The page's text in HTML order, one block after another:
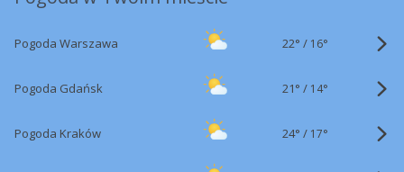
Pogoda Warszawa 22° / 16°
Pogoda Gdańsk 21° / 14°
Pogoda Kraków 24° / 17°